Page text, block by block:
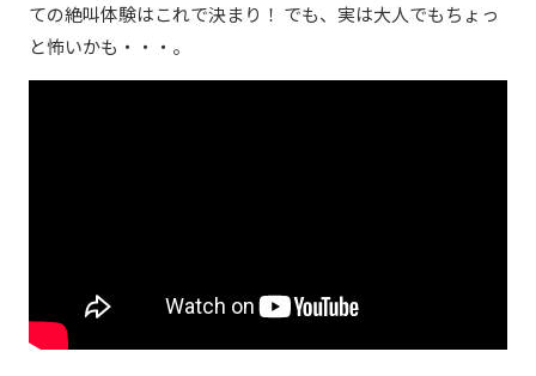
ての絶叫体験はこれで決まり！ でも、実は大人でもちょっ
と怖いかも・・・。